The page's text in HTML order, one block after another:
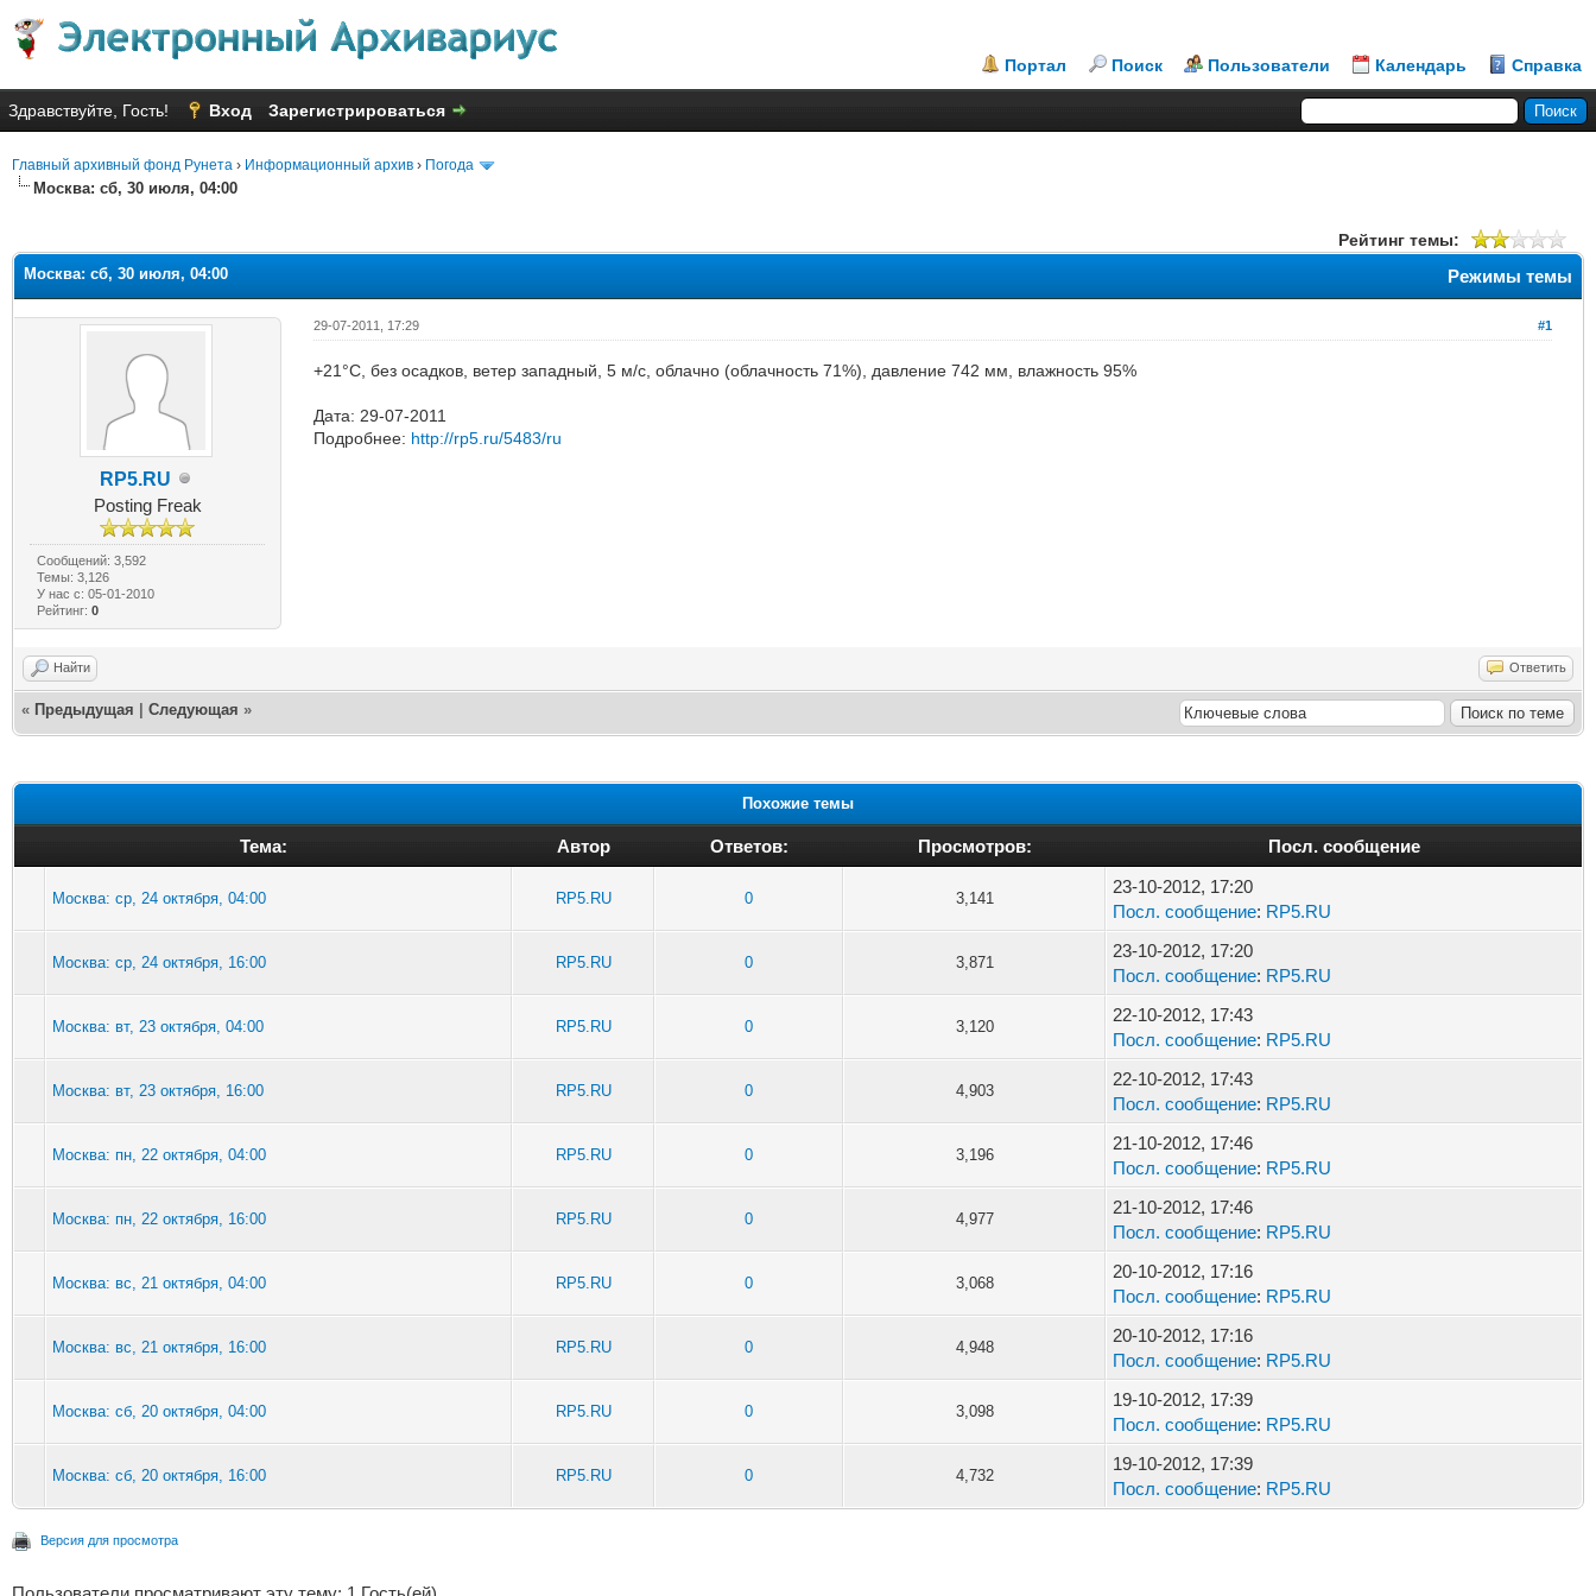
Портал Поиск Пользователи Календарь Справка
Здравствуйте, Гость! Вход Зарегистрироваться
Главный архивный фонд Рунета › Информационный архив › Погода
Москва: сб, 30 июля, 04:00
Рейтинг темы:
Режимы темы
Москва: сб, 30 июля, 04:00
RP5.RU
Posting Freak
Сообщений: 3,592
Темы: 3,126
У нас с: 05-01-2010
Рейтинг:0
#1
29-07-2011, 17:29
+21°C, без осадков, ветер западный, 5 м/с, облачно (облачность 71%), давление 742 мм, влажность 95%
Дата: 29-07-2011
Подробнее: http://rp5.ru/5483/ru
Найти Ответить
« Предыдущая Следующая »
Похожие темы
Тема: Автор Ответов: Просмотров: Посл. сообщение
Москва: ср, 24 октября, 04:00 RP5.RU 0 3,141
23-10-2012, 17:20
Посл. сообщение: RP5.RU
Москва: ср, 24 октября, 16:00 RP5.RU 0 3,871
23-10-2012, 17:20
Посл. сообщение: RP5.RU
Москва: вт, 23 октября, 04:00 RP5.RU 0 3,120
22-10-2012, 17:43
Посл. сообщение: RP5.RU
Москва: вт, 23 октября, 16:00 RP5.RU 0 4,903
22-10-2012, 17:43
Посл. сообщение: RP5.RU
Москва: пн, 22 октября, 04:00 RP5.RU 0 3,196
21-10-2012, 17:46
Посл. сообщение: RP5.RU
Москва: пн, 22 октября, 16:00 RP5.RU 0 4,977
21-10-2012, 17:46
Посл. сообщение: RP5.RU
Москва: вс, 21 октября, 04:00 RP5.RU 0 3,068
20-10-2012, 17:16
Посл. сообщение: RP5.RU
Москва: вс, 21 октября, 16:00 RP5.RU 0 4,948
20-10-2012, 17:16
Посл. сообщение: RP5.RU
Москва: сб, 20 октября, 04:00 RP5.RU 0 3,098
19-10-2012, 17:39
Посл. сообщение: RP5.RU
Москва: сб, 20 октября, 16:00 RP5.RU 0 4,732
19-10-2012, 17:39
Посл. сообщение: RP5.RU
Версия для просмотра